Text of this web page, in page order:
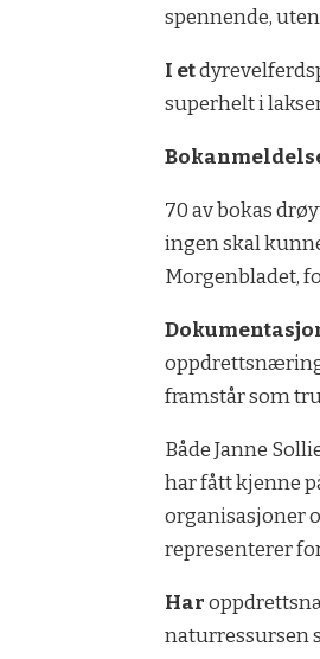
spennende,
I et
superhelt i
70 av bokas
ingen skal
Morgenbladet,
framstår som
Både Janne
har fått kjenne
organisasjoner
representerer
Har
naturressursen